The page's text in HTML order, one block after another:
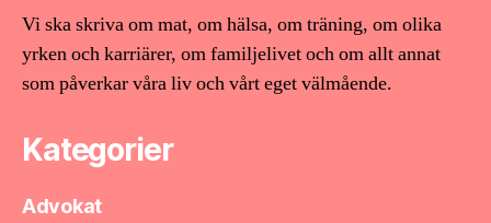
Vi ska skriva om mat, om hälsa, om träning, om olika
yrken och karriärer, om familjelivet och om allt annat
som påverkar våra liv och vårt eget välmående.
Kategorier
Advokat